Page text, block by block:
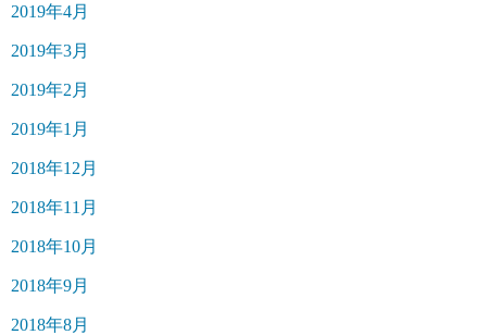
2019年4月
2019年3月
2019年2月
2019年1月
2018年12月
2018年11月
2018年10月
2018年9月
2018年8月